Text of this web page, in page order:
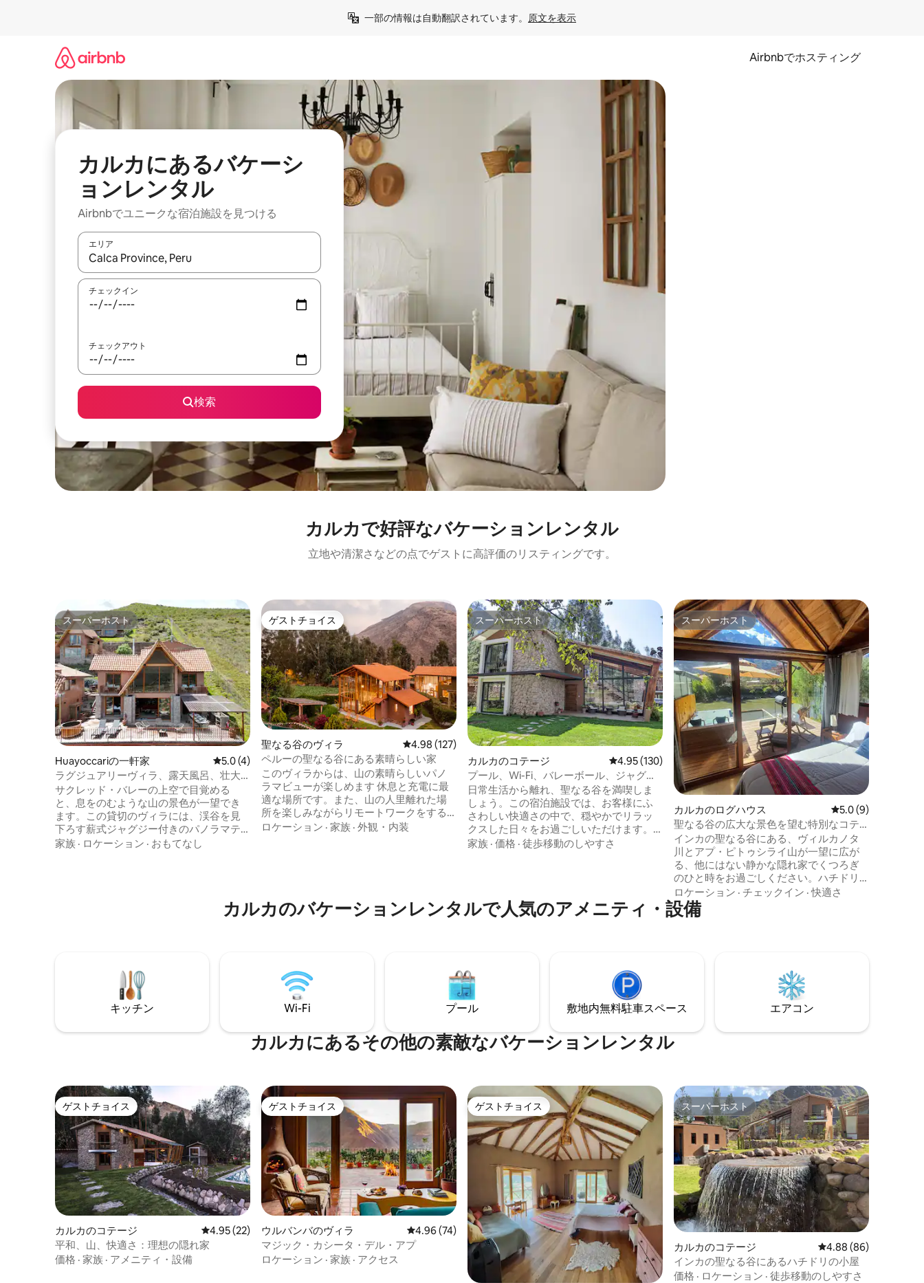
一部の情報は自動翻訳されています。 原文を表示
Airbnbでホスティング
カルカにあるバケーシ
ョンレンタル
Airbnbでユニークな宿泊施設を見つける
エリア
検索結果が表示されたら、上下の矢印キーを使って移動するか、画面をタッチまたはスワイプして検索結果を確認することができます。
チェックイン
チェックアウト
検索
カルカで好評なバケーションレンタル
立地や清潔さなどの点でゲストに高評価のリスティングです。
スーパーホスト
スーパーホスト
Huayoccariの一軒家 レビュー4件、5つ星中5.0つ星の平均評価
5.0 (4)
ラグジュアリーヴィラ、露天風呂、壮大
な聖なる谷の絶景
サクレッド・バレーの上空で目覚める
と、息をのむような山の景色が一望でき
ます。この貸切のヴィラには、渓谷を見
下ろす薪式ジャグジー付きのパノラマテ
ラスがあり、日の出や星空を見るのに最
広々としたお部屋と大きな窓が自然との
つながりを提供します。プライバシーと
家族 · ロケーション · おもてなし
ゲストチョイス
ゲストチョイス
聖なる谷のヴィラ レビュー127件、5つ星中4.98つ星の平均評価
4.98 (127)
ペルーの聖なる谷にある素晴らしい家
このヴィラからは、山の素晴らしいパノ
ラマビューが楽しめます 休息と充電に最
適な場所です。また、山の人里離れた場
所を楽しみながらリモートワークをする
のにも最適です。 庭で朝食を食べ、ハチ
シングルベッド2台があります。 追加のソ
ファベッドを設置することもできます。
ロケーション · 家族 · 外観・内装
スーパーホスト
スーパーホスト
カルカのコテージ レビュー130件、5つ星中4.95つ星の平均評価
4.95 (130)
プール、Wi-Fi、バレーボール、ジャグジ
ー付きの素敵な家
日常生活から離れ、聖なる谷を満喫しま
しょう。この宿泊施設では、お客様にふ
さわしい快適さの中で、穏やかでリラッ
クスした日々をお過ごしいただけます。
この家には、広々とした寝室3室、フルバ
テラスは2つの暖炉、ホットタブ（ジャグ
ジー）、屋外プールを備えており、バー
家族 · 価格 · 徒歩移動のしやすさ
スーパーホスト
スーパーホスト
カルカのログハウス レビュー9件、5つ
5.0 (9)
聖なる谷の広大な景色を望む特別なコテ
ージ
インカの聖なる谷にある、ヴィルカノタ
川とアプ・ピトゥシライ山が一望に広が
る、他にはない静かな隠れ家でくつろぎ
のひと時をお過ごしください。ハチドリ
やカワセミ、カワウソなどの鳥の鳴き声
や姿を楽しみましょう。有機農園へのア
クセス。 主要道路の近くに位置し、クス
（Calca）[含む] - 電動自転車でのサイク
ロケーション · チェックイン ·快適さ
カルカのバケーションレンタルで人気のアメニティ・設備
キッチン Wi-Fi プール 敷地内無料駐⁠車ス⁠ペ⁠ー⁠ス エアコン
カルカにあるその他の素敵なバケーションレンタル
ゲストチョイス
ゲストチョイス
カルカのコテージ レビュー22件、5つ星中4.95つ星の平均評価
4.95 (22)
平和、山、快適さ：理想の隠れ家
価格 · 家族 · アメニティ・設備
ゲストチョイス
ゲストチョイス
ウルバンバのヴィラ レビュー74件、5つ星中4.96つ星の平均評価
4.96 (74)
マジック・カシータ・デル・アプ
ロケーション · 家族 · アクセス
ゲストチョイス
ゲストチョイス スーパーホスト
スーパーホスト
カルカのコテージ レビュー86件、5つ星
4.88 (86)
インカの聖なる谷にあるハチドリの小屋
価格 · ロケーション · 徒歩移動のしやすさ